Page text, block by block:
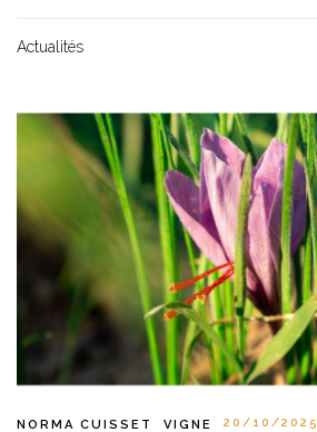
Actualités
NORMA CUISSET VIGNE 20/10/2025